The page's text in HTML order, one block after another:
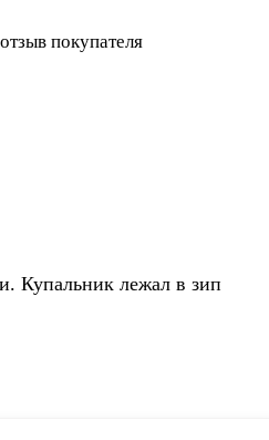
Купальник лежал в зип